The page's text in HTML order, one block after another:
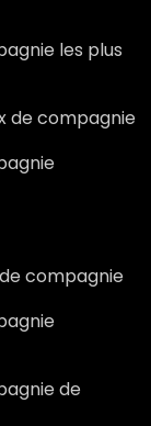
les plus
de compagnie
compagnie
de